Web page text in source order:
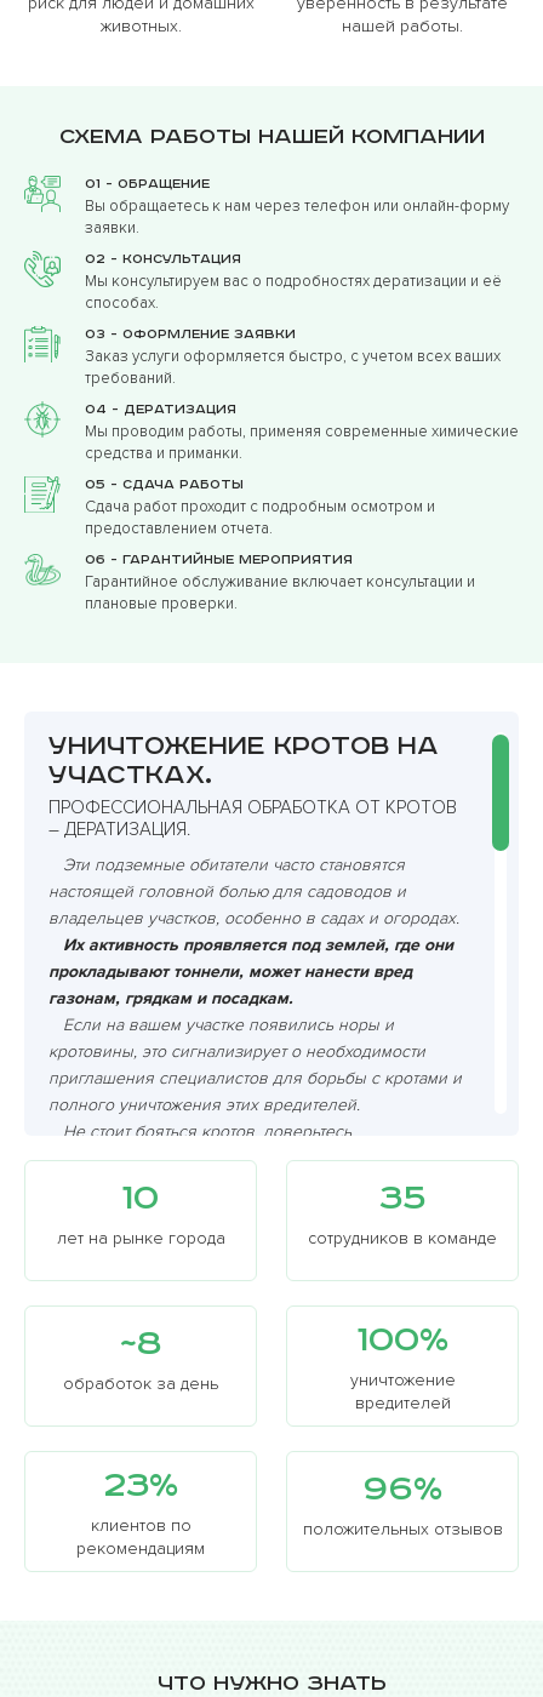
животных.
нашей работы.
Схема работы нашей компании
01 - Обращение
Вы обращаетесь к нам через телефон или онлайн-форму
заявки.
02 - Консультация
Мы консультируем вас о подробностях дератизации и её
способах.
03 - Оформление заявки
Заказ услуги оформляется быстро, с учетом всех ваших
требований.
04 - Дератизация
Мы проводим работы, применяя современные химические
средства и приманки.
05 - Сдача работы
Сдача работ проходит с подробным осмотром и
предоставлением отчета.
06 - Гарантийные мероприятия
Гарантийное обслуживание включает консультации и
плановые проверки.
Уничтожение кротов на
участках.
ПРОФЕССИОНАЛЬНАЯ ОБРАБОТКА ОТ КРОТОВ
– ДЕРАТИЗАЦИЯ.
Эти подземные обитатели часто становятся
настоящей головной болью для садоводов и
владельцев участков, особенно в садах и огородах.
Их активность проявляется под землей, где они
прокладывают тоннели, может нанести вред
газонам, грядкам и посадкам.
Если на вашем участке появились норы и
кротовины, это сигнализирует о необходимости
приглашения специалистов для борьбы с кротами и
полного уничтожения этих вредителей.
Не стоит бояться кротов, доверьтесь
профессионалам!!!
10
лет на рынке города
35
сотрудников в команде
~8
обработок за день
100%
уничтожение
вредителей
23%
клиентов по
рекомендациям
96%
положительных отзывов
Что нужно знать